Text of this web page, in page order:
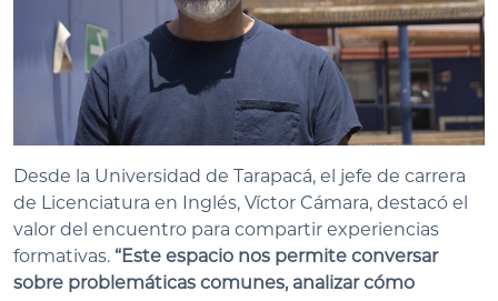
Desde la Universidad de Tarapacá, el jefe de carrera
de Licenciatura en Inglés, Víctor Cámara, destacó el
valor del encuentro para compartir experiencias
formativas. “Este espacio nos permite conversar
sobre problemáticas comunes, analizar cómo